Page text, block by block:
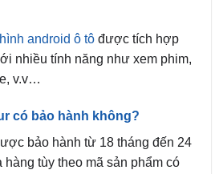
android ô tô được tích hợp
nhiều tính năng như xem phim,
v.v…
có bảo hành không?
bảo hành từ 18 tháng đến 24
tùy theo mã sản phẩm có